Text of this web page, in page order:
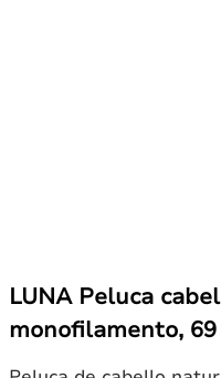
LUNA Peluca
monofilamento,